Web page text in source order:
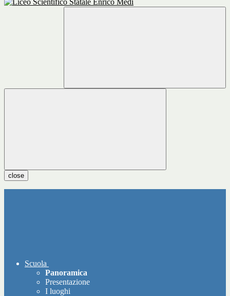
close
Scuola
Panoramica
Presentazione
I luoghi